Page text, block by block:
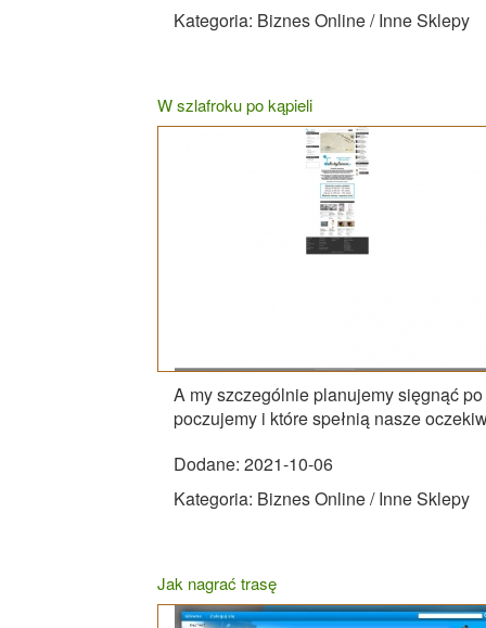
Kategoria: Biznes Online / Inne Sklepy
W szlafroku po kąpieli
A my szczególnie planujemy sięgnąć
poczujemy i które spełnią nasze
Dodane: 2021-10-06
Kategoria: Biznes Online / Inne Sklepy
Jak nagrać trasę